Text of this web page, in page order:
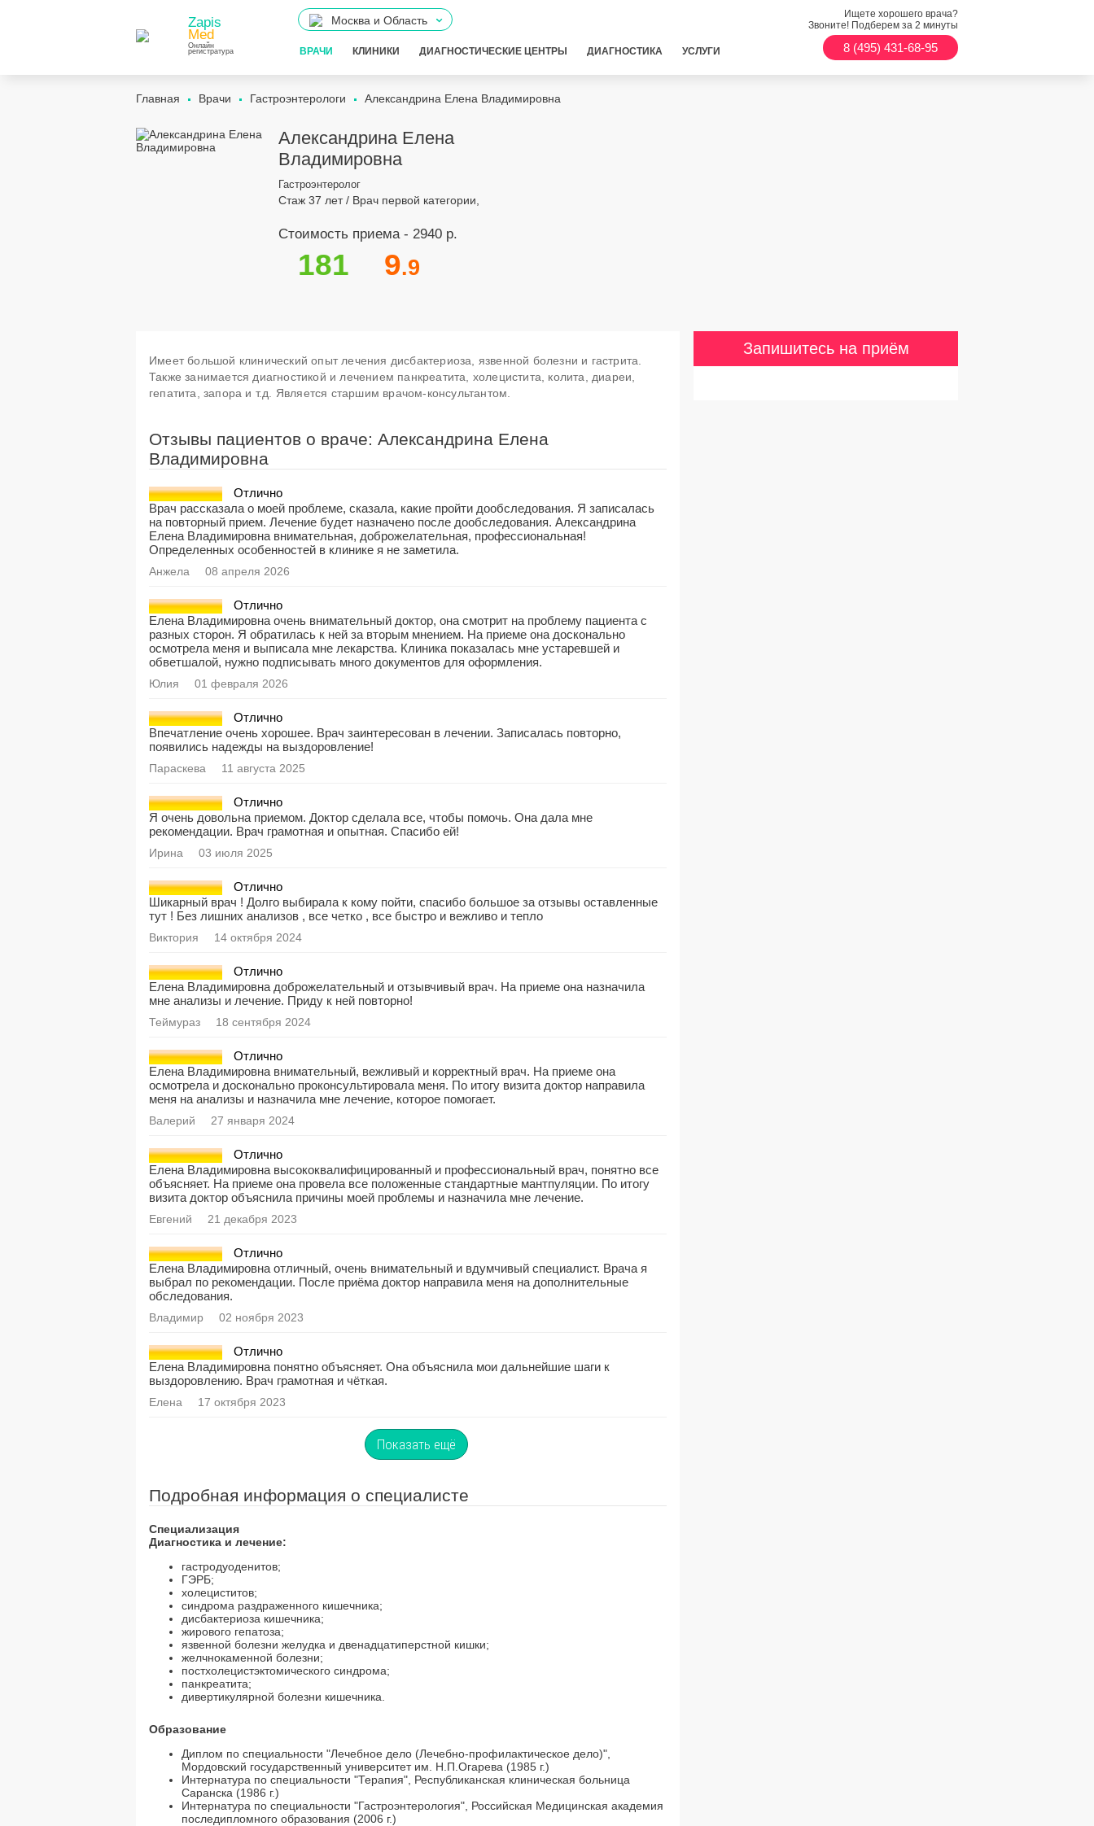
Zapis
Med
Онлайн
регистратура
Ищете хорошего врача?
Звоните! Подберем за 2 минуты
8 (495) 431-68-95
Москва и Область
ВРАЧИ КЛИНИКИ ДИАГНОСТИЧЕСКИЕ ЦЕНТРЫ ДИАГНОСТИКА УСЛУГИ
Главная Врачи Гастроэнтерологи Александрина Елена Владимировна
Александрина Елена
Владимировна
Гастроэнтеролог
Стаж 37 лет / Врач первой категории,
Стоимость приема - 2940 р.
181 9.9
Запишитесь на приём
Имеет большой клинический опыт лечения дисбактериоза, язвенной болезни и гастрита.
Также занимается диагностикой и лечением панкреатита, холецистита, колита, диареи,
гепатита, запора и т.д. Является старшим врачом-консультантом.
Отзывы пациентов о враче: Александрина Елена
Владимировна
Отлично
Врач рассказала о моей проблеме, сказала, какие пройти дообследования. Я записалась
на повторный прием. Лечение будет назначено после дообследования. Александрина
Елена Владимировна внимательная, доброжелательная, профессиональная!
Определенных особенностей в клинике я не заметила.
Анжела 08 апреля 2026
Отлично
Елена Владимировна очень внимательный доктор, она смотрит на проблему пациента с
разных сторон. Я обратилась к ней за вторым мнением. На приеме она досконально
осмотрела меня и выписала мне лекарства. Клиника показалась мне устаревшей и
обветшалой, нужно подписывать много документов для оформления.
Юлия 01 февраля 2026
Отлично
Впечатление очень хорошее. Врач заинтересован в лечении. Записалась повторно,
появились надежды на выздоровление!
Параскева 11 августа 2025
Отлично
Я очень довольна приемом. Доктор сделала все, чтобы помочь. Она дала мне
рекомендации. Врач грамотная и опытная. Спасибо ей!
Ирина 03 июля 2025
Отлично
Шикарный врач ! Долго выбирала к кому пойти, спасибо большое за отзывы оставленные
тут ! Без лишних анализов , все четко , все быстро и вежливо и тепло
Виктория 14 октября 2024
Отлично
Елена Владимировна доброжелательный и отзывчивый врач. На приеме она назначила
мне анализы и лечение. Приду к ней повторно!
Теймураз 18 сентября 2024
Отлично
Елена Владимировна внимательный, вежливый и корректный врач. На приеме она
осмотрела и досконально проконсультировала меня. По итогу визита доктор направила
меня на анализы и назначила мне лечение, которое помогает.
Валерий 27 января 2024
Отлично
Елена Владимировна высококвалифицированный и профессиональный врач, понятно все
объясняет. На приеме она провела все положенные стандартные мантпуляции. По итогу
визита доктор объяснила причины моей проблемы и назначила мне лечение.
Евгений 21 декабря 2023
Отлично
Елена Владимировна отличный, очень внимательный и вдумчивый специалист. Врача я
выбрал по рекомендации. После приёма доктор направила меня на дополнительные
обследования.
Владимир 02 ноября 2023
Отлично
Елена Владимировна понятно объясняет. Она объяснила мои дальнейшие шаги к
выздоровлению. Врач грамотная и чёткая.
Елена 17 октября 2023
Показать ещё
Подробная информация о специалисте
Специализация
Диагностика и лечение:
гастродуоденитов;
ГЭРБ;
холециститов;
синдрома раздраженного кишечника;
дисбактериоза кишечника;
жирового гепатоза;
язвенной болезни желудка и двенадцатиперстной кишки;
желчнокаменной болезни;
постхолецистэктомического синдрома;
панкреатита;
дивертикулярной болезни кишечника.
Образование
Диплом по специальности "Лечебное дело (Лечебно-профилактическое дело)",
Мордовский государственный университет им. Н.П.Огарева (1985 г.)
Интернатура по специальности "Терапия", Республиканская клиническая больница
Саранска (1986 г.)
Интернатура по специальности "Гастроэнтерология", Российская Медицинская академия
последипломного образования (2006 г.)